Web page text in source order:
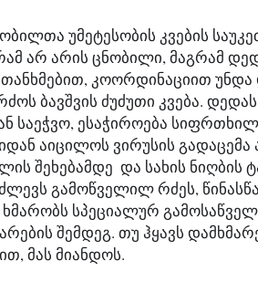
უმეტესობის კვების
არ არის ცნობილი, მაგრამ
კოორდინაციით
ბავშვის ძუძუთი კვება.
საეჭვო, ესაჭიროება
აიცილოს ვირუსის
შეხებამდე  და სახის ნიღბის
გამოწველილ რძეს,
სპეციალურ
შემდეგ. თუ ჰყავს
მას მიანდოს.